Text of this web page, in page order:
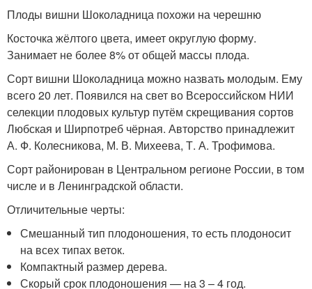
Плоды вишни Шоколадница похожи на черешню
Косточка жёлтого цвета, имеет округлую форму.
Занимает не более 8% от общей массы плода.
Сорт вишни Шоколадница можно назвать молодым. Ему
всего 20 лет. Появился на свет во Всероссийском НИИ
селекции плодовых культур путём скрещивания сортов
Любская и Ширпотреб чёрная. Авторство принадлежит
А. Ф. Колесникова, М. В. Михеева, Т. А. Трофимова.
Сорт районирован в Центральном регионе России, в том
числе и в Ленинградской области.
Отличительные черты:
Смешанный тип плодоношения, то есть плодоносит
на всех типах веток.
Компактный размер дерева.
Скорый срок плодоношения — на 3 – 4 год.